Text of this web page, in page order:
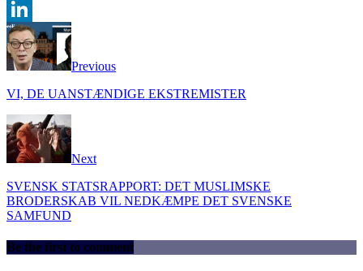
Email
LinkedIn
Previous
VI, DE UANSTÆNDIGE EKSTREMISTER
Next
SVENSK STATSRAPPORT: DET MUSLIMSKE
BRODERSKAB VIL NEDKÆMPE DET SVENSKE
SAMFUND
Be the first to comment